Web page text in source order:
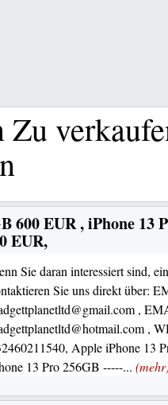
Zu
600 EUR , iPhone 13
EUR,
Sie daran interessiert sind,
Sie uns direkt über:
,
,
Apple iPhone 13
13 Pro 256GB -----...